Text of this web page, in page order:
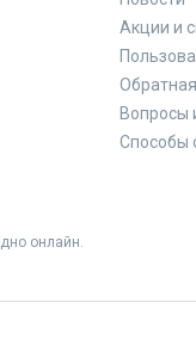
Акции и
Вопросы
Способы
онлайн.